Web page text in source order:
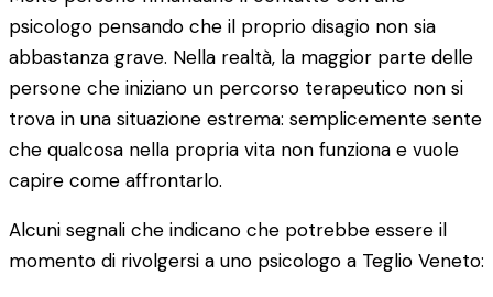
psicologo pensando che il proprio disagio non sia
abbastanza grave. Nella realtà, la maggior parte delle
persone che iniziano un percorso terapeutico non si
trova in una situazione estrema: semplicemente sente
che qualcosa nella propria vita non funziona e vuole
capire come affrontarlo.
Alcuni segnali che indicano che potrebbe essere il
momento di rivolgersi a uno psicologo a Teglio Veneto: